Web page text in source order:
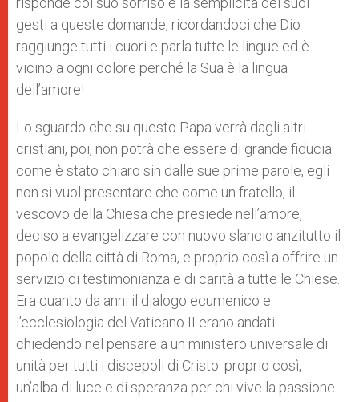
gesti a queste domande, ricordandoci che Dio
raggiunge tutti i cuori e parla tutte le lingue ed è
vicino a ogni dolore perché la Sua è la lingua
dell’amore!
Lo sguardo che su questo Papa verrà dagli altri
cristiani, poi, non potrà che essere di grande fiducia:
come è stato chiaro sin dalle sue prime parole, egli
non si vuol presentare che come un fratello, il
vescovo della Chiesa che presiede nell’amore,
deciso a evangelizzare con nuovo slancio anzitutto il
popolo della città di Roma, e proprio così a offrire un
servizio di testimonianza e di carità a tutte le Chiese.
Era quanto da anni il dialogo ecumenico e
l’ecclesiologia del Vaticano II erano andati
chiedendo nel pensare a un ministero universale di
unità per tutti i discepoli di Cristo: proprio così,
un’alba di luce e di speranza per chi vive la passione